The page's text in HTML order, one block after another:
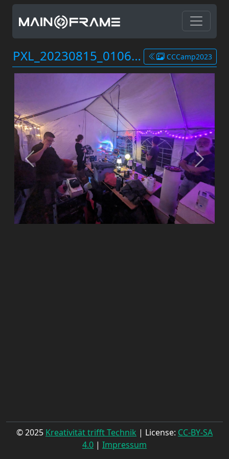
PXL_20230815_010640241.jpg CCCamp2023
© 2025 Kreativität trifft Technik | License: CC-BY-SA
4.0 | Impressum